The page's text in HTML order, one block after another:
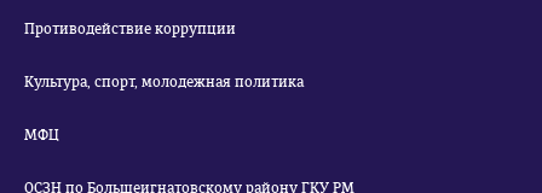
Противодействие коррупции
Культура, спорт, молодежная политика
МФЦ
ОСЗН по Большеигнатовскому району ГКУ РМ